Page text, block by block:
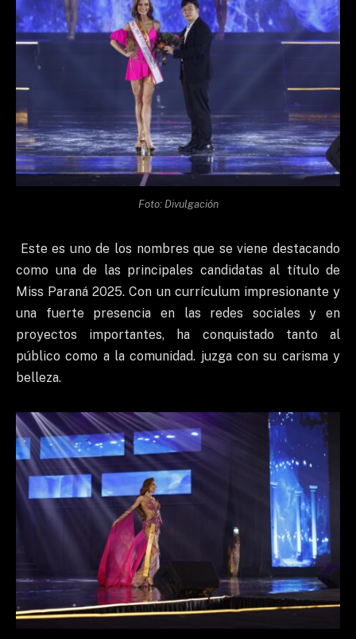
Foto: Divulgación
Este es uno de los nombres que se viene destacando
como una de las principales candidatas al título de
Miss Paraná 2025. Con un currículum impresionante y
una fuerte presencia en las redes sociales y en
proyectos importantes, ha conquistado tanto al
público como a la comunidad. juzga con su carisma y
belleza.